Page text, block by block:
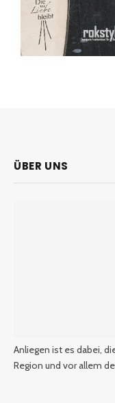
ÜBER UNS
Anliegen ist es dabei,
Region und vor allem